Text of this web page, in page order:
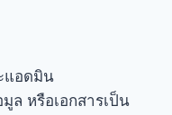
แอดมิน
ล หรือเอกสารเป็น